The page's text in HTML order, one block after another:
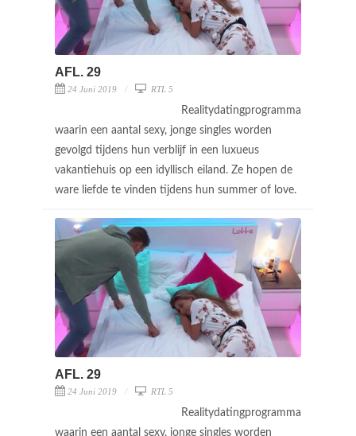
AFL. 29
24 Juni 2019 RTL 5
Realitydatingprogramma
waarin een aantal sexy, jonge singles worden
gevolgd tijdens hun verblijf in een luxueus
vakantiehuis op een idyllisch eiland. Ze hopen de
ware liefde te vinden tijdens hun summer of love.
AFL. 29
24 Juni 2019 RTL 5
Realitydatingprogramma
waarin een aantal sexy, jonge singles worden